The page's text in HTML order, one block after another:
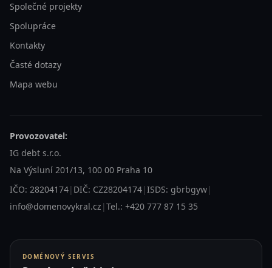
Společné projekty
Spolupráce
Kontakty
Časté dotazy
Mapa webu
Provozovatel:
IG debt s.r.o.
Na Výsluní 201/13, 100 00 Praha 10
IČO: 28204174| DIČ: CZ28204174| ISDS: gbrbgyw|
info@domenovykral.cz | Tel.: +420 777 87 15 35
DOMÉNOVÝ SERVIS